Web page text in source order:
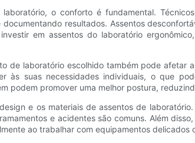
o conforto é fundamental.
resultados. Assentos
em assentos do laboratório
de laboratório escolhido também pode afetar
às suas necessidades individuais, o que
podem promover uma melhor postura,
e os materiais de assentos de
e acidentes são comuns. Além
ao trabalhar com equipamentos delicados